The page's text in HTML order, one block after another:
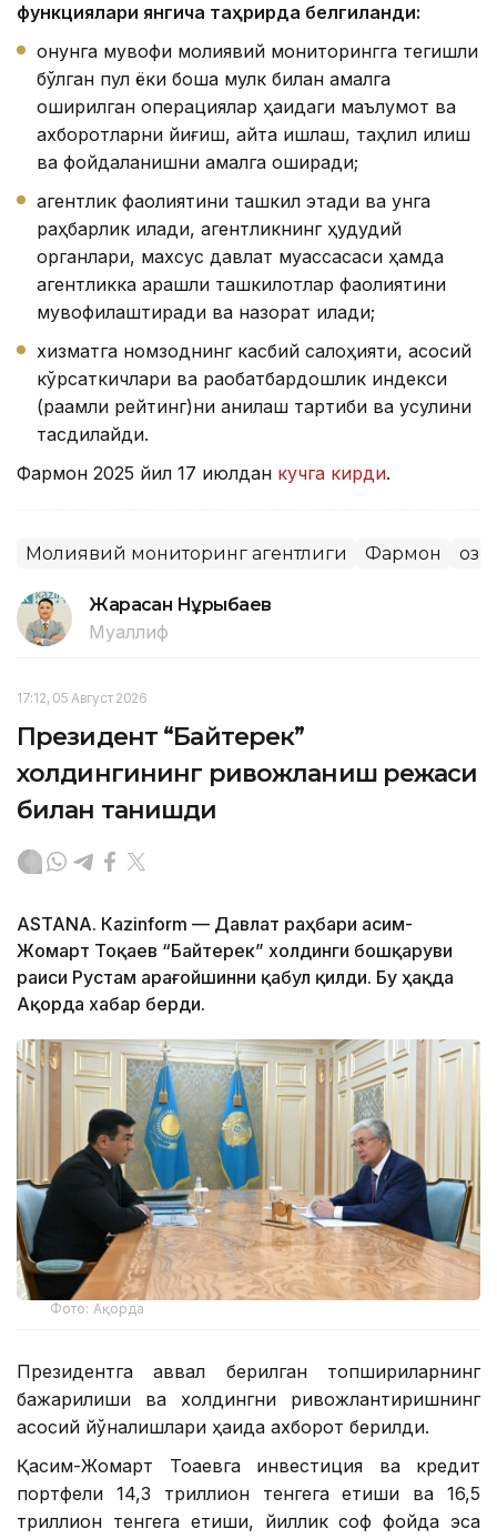
функциялари янгича таҳрирда белгиланди:
қонунга мувофиқ молиявий мониторингга тегишли
бўлган пул ёки бошқа мулк билан амалга
оширилган операциялар ҳақидаги маълумот ва
ахборотларни йиғиш, қайта ишлаш, таҳлил қилиш
ва фойдаланишни амалга оширади;
агентлик фаолиятини ташкил этади ва унга
раҳбарлик қилади, агентликнинг ҳудудий
органлари, махсус давлат муассасаси ҳамда
агентликка қарашли ташкилотлар фаолиятини
мувофиқлаштиради ва назорат қилади;
хизматга номзоднинг касбий салоҳияти, асосий
кўрсаткичлари ва рақобатбардошлик индекси
(рақамли рейтинг)ни аниқлаш тартиби ва усулини
тасдиқлайди.
Фармон 2025 йил 17 июлдан кучга кирди.
Молиявий мониторинг агентлиги Фармон
Жарасқан Нұрыбаев
Муаллиф
17:12, 05 Август 2026
Президент “Байтерек”
холдингининг ривожланиш режаси
билан танишди
ASTANА. Каzinform — Давлат раҳбари Қасим-
Жомарт Тоқаев “Байтерек” холдинги бошқаруви
раиси Рустам Қарағойшинни қабул қилди. Бу ҳақда
Ақорда хабар берди.
Фото: Ақорда
Президентга аввал берилган топшириқларнинг
бажарилиши ва холдингни ривожлантиришнинг
асосий йўналишлари ҳақида ахборот берилди.
Қасим-Жомарт Тоқаевга инвестиция ва кредит
портфели 14,3 триллион тенгега етиши ва 16,5
триллион тенгега етиши, йиллик соф фойда эса